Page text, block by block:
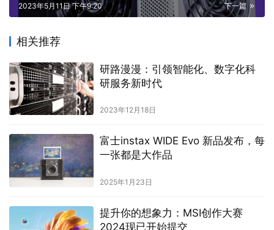
下一篇
2023年5月11日 下午9:20
相关推荐
研路漫漫：引领智能化、数字化科
研服务新时代
2023年12月18日
富士instax WIDE Evo 新品发布，每
一张都是大作品
2025年1月23日
提升你的想象力：MSI创作大赛
2024现已开始提交